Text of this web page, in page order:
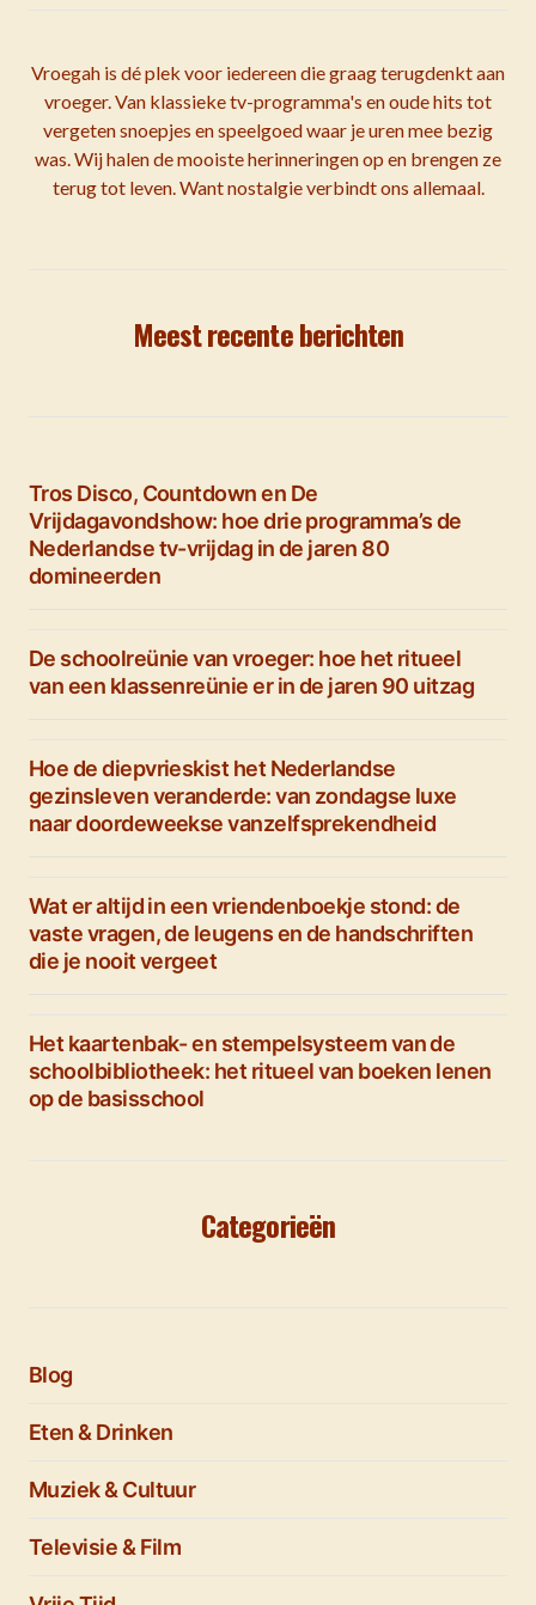
Vroegah is dé plek voor iedereen die graag terugdenkt aan
vroeger. Van klassieke tv-programma's en oude hits tot
vergeten snoepjes en speelgoed waar je uren mee bezig
was. Wij halen de mooiste herinneringen op en brengen ze
terug tot leven. Want nostalgie verbindt ons allemaal.
Meest recente berichten
Tros Disco, Countdown en De
Vrijdagavondshow: hoe drie programma’s de
Nederlandse tv-vrijdag in de jaren 80
domineerden
De schoolreünie van vroeger: hoe het ritueel
van een klassenreünie er in de jaren 90 uitzag
Hoe de diepvrieskist het Nederlandse
gezinsleven veranderde: van zondagse luxe
naar doordeweekse vanzelfsprekendheid
Wat er altijd in een vriendenboekje stond: de
vaste vragen, de leugens en de handschriften
die je nooit vergeet
Het kaartenbak- en stempelsysteem van de
schoolbibliotheek: het ritueel van boeken lenen
op de basisschool
Categorieën
Blog
Eten & Drinken
Muziek & Cultuur
Televisie & Film